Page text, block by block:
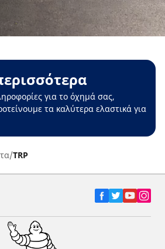
για το όχημά σας,
τα καλύτερα ελαστικά για
TRP